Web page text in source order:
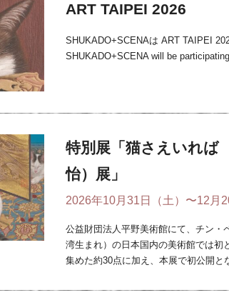
ART TAIPEI 2026
SHUKADO+SCENAは ART TAIPEI
SHUKADO+SCENA will be
特別展「猫さえいれ
怡）展」
2026年10月31日（土）〜12月
公益財団法人平野美術館にて、チン・
湾生まれ）の日本国内の美術館では初
集めた約30点に加え、本展で初公開と